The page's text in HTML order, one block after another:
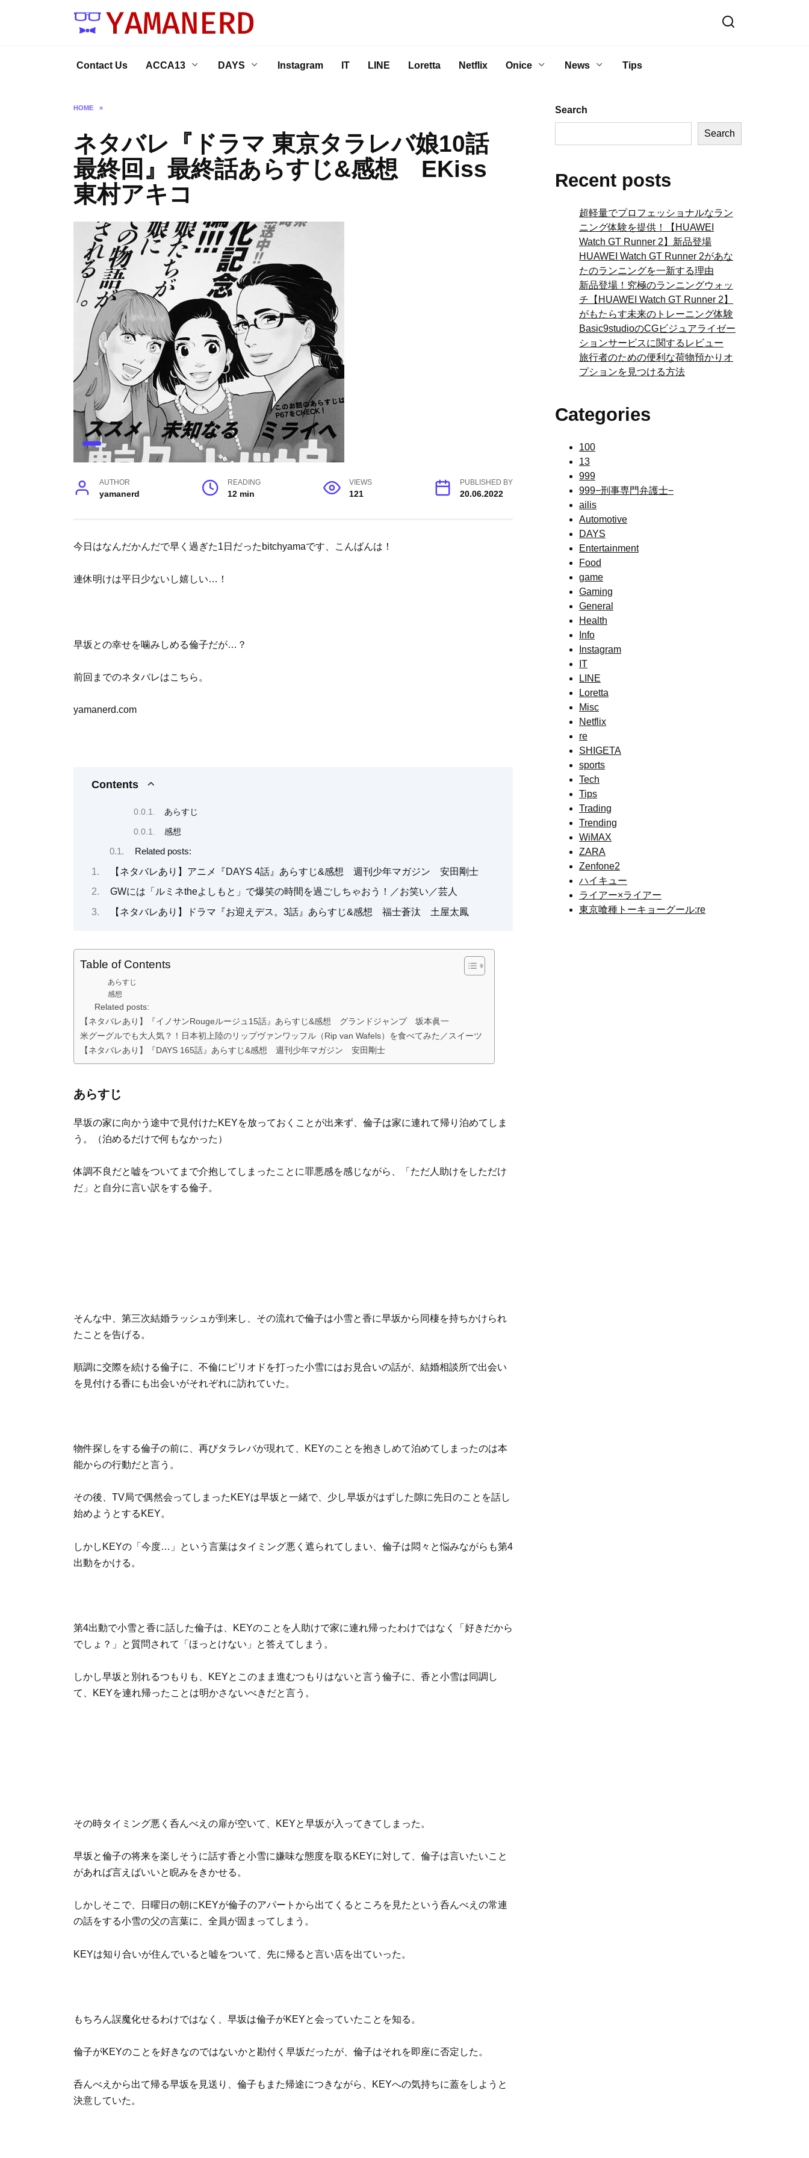
Contact Us ACCA13 DAYS Instagram IT LINE Loretta Netflix Onice News Tips
HOME »
ネタバレ『ドラマ 東京タラレバ娘10話
最終回』最終話あらすじ&感想 EKiss
東村アキコ
AUTHOR
yamanerd
READING
12 min
VIEWS
121
PUBLISHED BY
20.06.2022
今日はなんだかんだで早く過ぎた1日だったbitchyamaです、こんばんは！
連休明けは平日少ないし嬉しい…！
早坂との幸せを噛みしめる倫子だが…？
前回までのネタバレはこちら。
yamanerd.com
Contents
あらすじ
感想
Related posts:
【ネタバレあり】アニメ『DAYS 4話』あらすじ&感想 週刊少年マガジン 安田剛士
GWには「ルミネtheよしもと」で爆笑の時間を過ごしちゃおう！／お笑い／芸人
【ネタバレあり】ドラマ『お迎えデス。3話』あらすじ&感想 福士蒼汰 土屋太鳳
Table of Contents
あらすじ
感想
Related posts:
【ネタバレあり】『イノサンRougeルージュ15話』あらすじ&感想 グランドジャンプ 坂本眞一
米グーグルでも大人気？！日本初上陸のリップヴァンワッフル（Rip van Wafels）を食べてみた／スイーツ
【ネタバレあり】『DAYS 165話』あらすじ&感想 週刊少年マガジン 安田剛士
あらすじ
早坂の家に向かう途中で見付けたKEYを放っておくことが出来ず、倫子は家に連れて帰り泊めてしま
う。（泊めるだけで何もなかった）
体調不良だと嘘をついてまで介抱してしまったことに罪悪感を感じながら、「ただ人助けをしただけ
だ」と自分に言い訳をする倫子。
そんな中、第三次結婚ラッシュが到来し、その流れで倫子は小雪と香に早坂から同棲を持ちかけられ
たことを告げる。
順調に交際を続ける倫子に、不倫にピリオドを打った小雪にはお見合いの話が、結婚相談所で出会い
を見付ける香にも出会いがそれぞれに訪れていた。
物件探しをする倫子の前に、再びタラレバが現れて、KEYのことを抱きしめて泊めてしまったのは本
能からの行動だと言う。
その後、TV局で偶然会ってしまったKEYは早坂と一緒で、少し早坂がはずした隙に先日のことを話し
始めようとするKEY。
しかしKEYの「今度…」という言葉はタイミング悪く遮られてしまい、倫子は悶々と悩みながらも第4
出動をかける。
第4出動で小雪と香に話した倫子は、KEYのことを人助けで家に連れ帰ったわけではなく「好きだから
でしょ？」と質問されて「ほっとけない」と答えてしまう。
しかし早坂と別れるつもりも、KEYとこのまま進むつもりはないと言う倫子に、香と小雪は同調し
て、KEYを連れ帰ったことは明かさないべきだと言う。
その時タイミング悪く呑んべえの扉が空いて、KEYと早坂が入ってきてしまった。
早坂と倫子の将来を楽しそうに話す香と小雪に嫌味な態度を取るKEYに対して、倫子は言いたいこと
があれば言えばいいと睨みをきかせる。
しかしそこで、日曜日の朝にKEYが倫子のアパートから出てくるところを見たという呑んべえの常連
の話をする小雪の父の言葉に、全員が固まってしまう。
KEYは知り合いが住んでいると嘘をついて、先に帰ると言い店を出ていった。
もちろん誤魔化せるわけではなく、早坂は倫子がKEYと会っていたことを知る。
倫子がKEYのことを好きなのではないかと勘付く早坂だったが、倫子はそれを即座に否定した。
呑んべえから出て帰る早坂を見送り、倫子もまた帰途につきながら、KEYへの気持ちに蓋をしようと
決意していた。
Search
Search
Recent posts
超軽量でプロフェッショナルなラン
ニング体験を提供！【HUAWEI
Watch GT Runner 2】新品登場
HUAWEI Watch GT Runner 2があな
たのランニングを一新する理由
新品登場！究極のランニングウォッ
チ【HUAWEI Watch GT Runner 2】
がもたらす未来のトレーニング体験
Basic9studioのCGビジュアライゼー
ションサービスに関するレビュー
旅行者のための便利な荷物預かりオ
プションを見つける方法
Categories
100
13
999
999−刑事専門弁護士−
ailis
Automotive
DAYS
Entertainment
Food
game
Gaming
General
Health
Info
Instagram
IT
LINE
Loretta
Misc
Netflix
re
SHIGETA
sports
Tech
Tips
Trading
Trending
WiMAX
ZARA
Zenfone2
ハイキュー
ライアー×ライアー
東京喰種トーキョーグール:re